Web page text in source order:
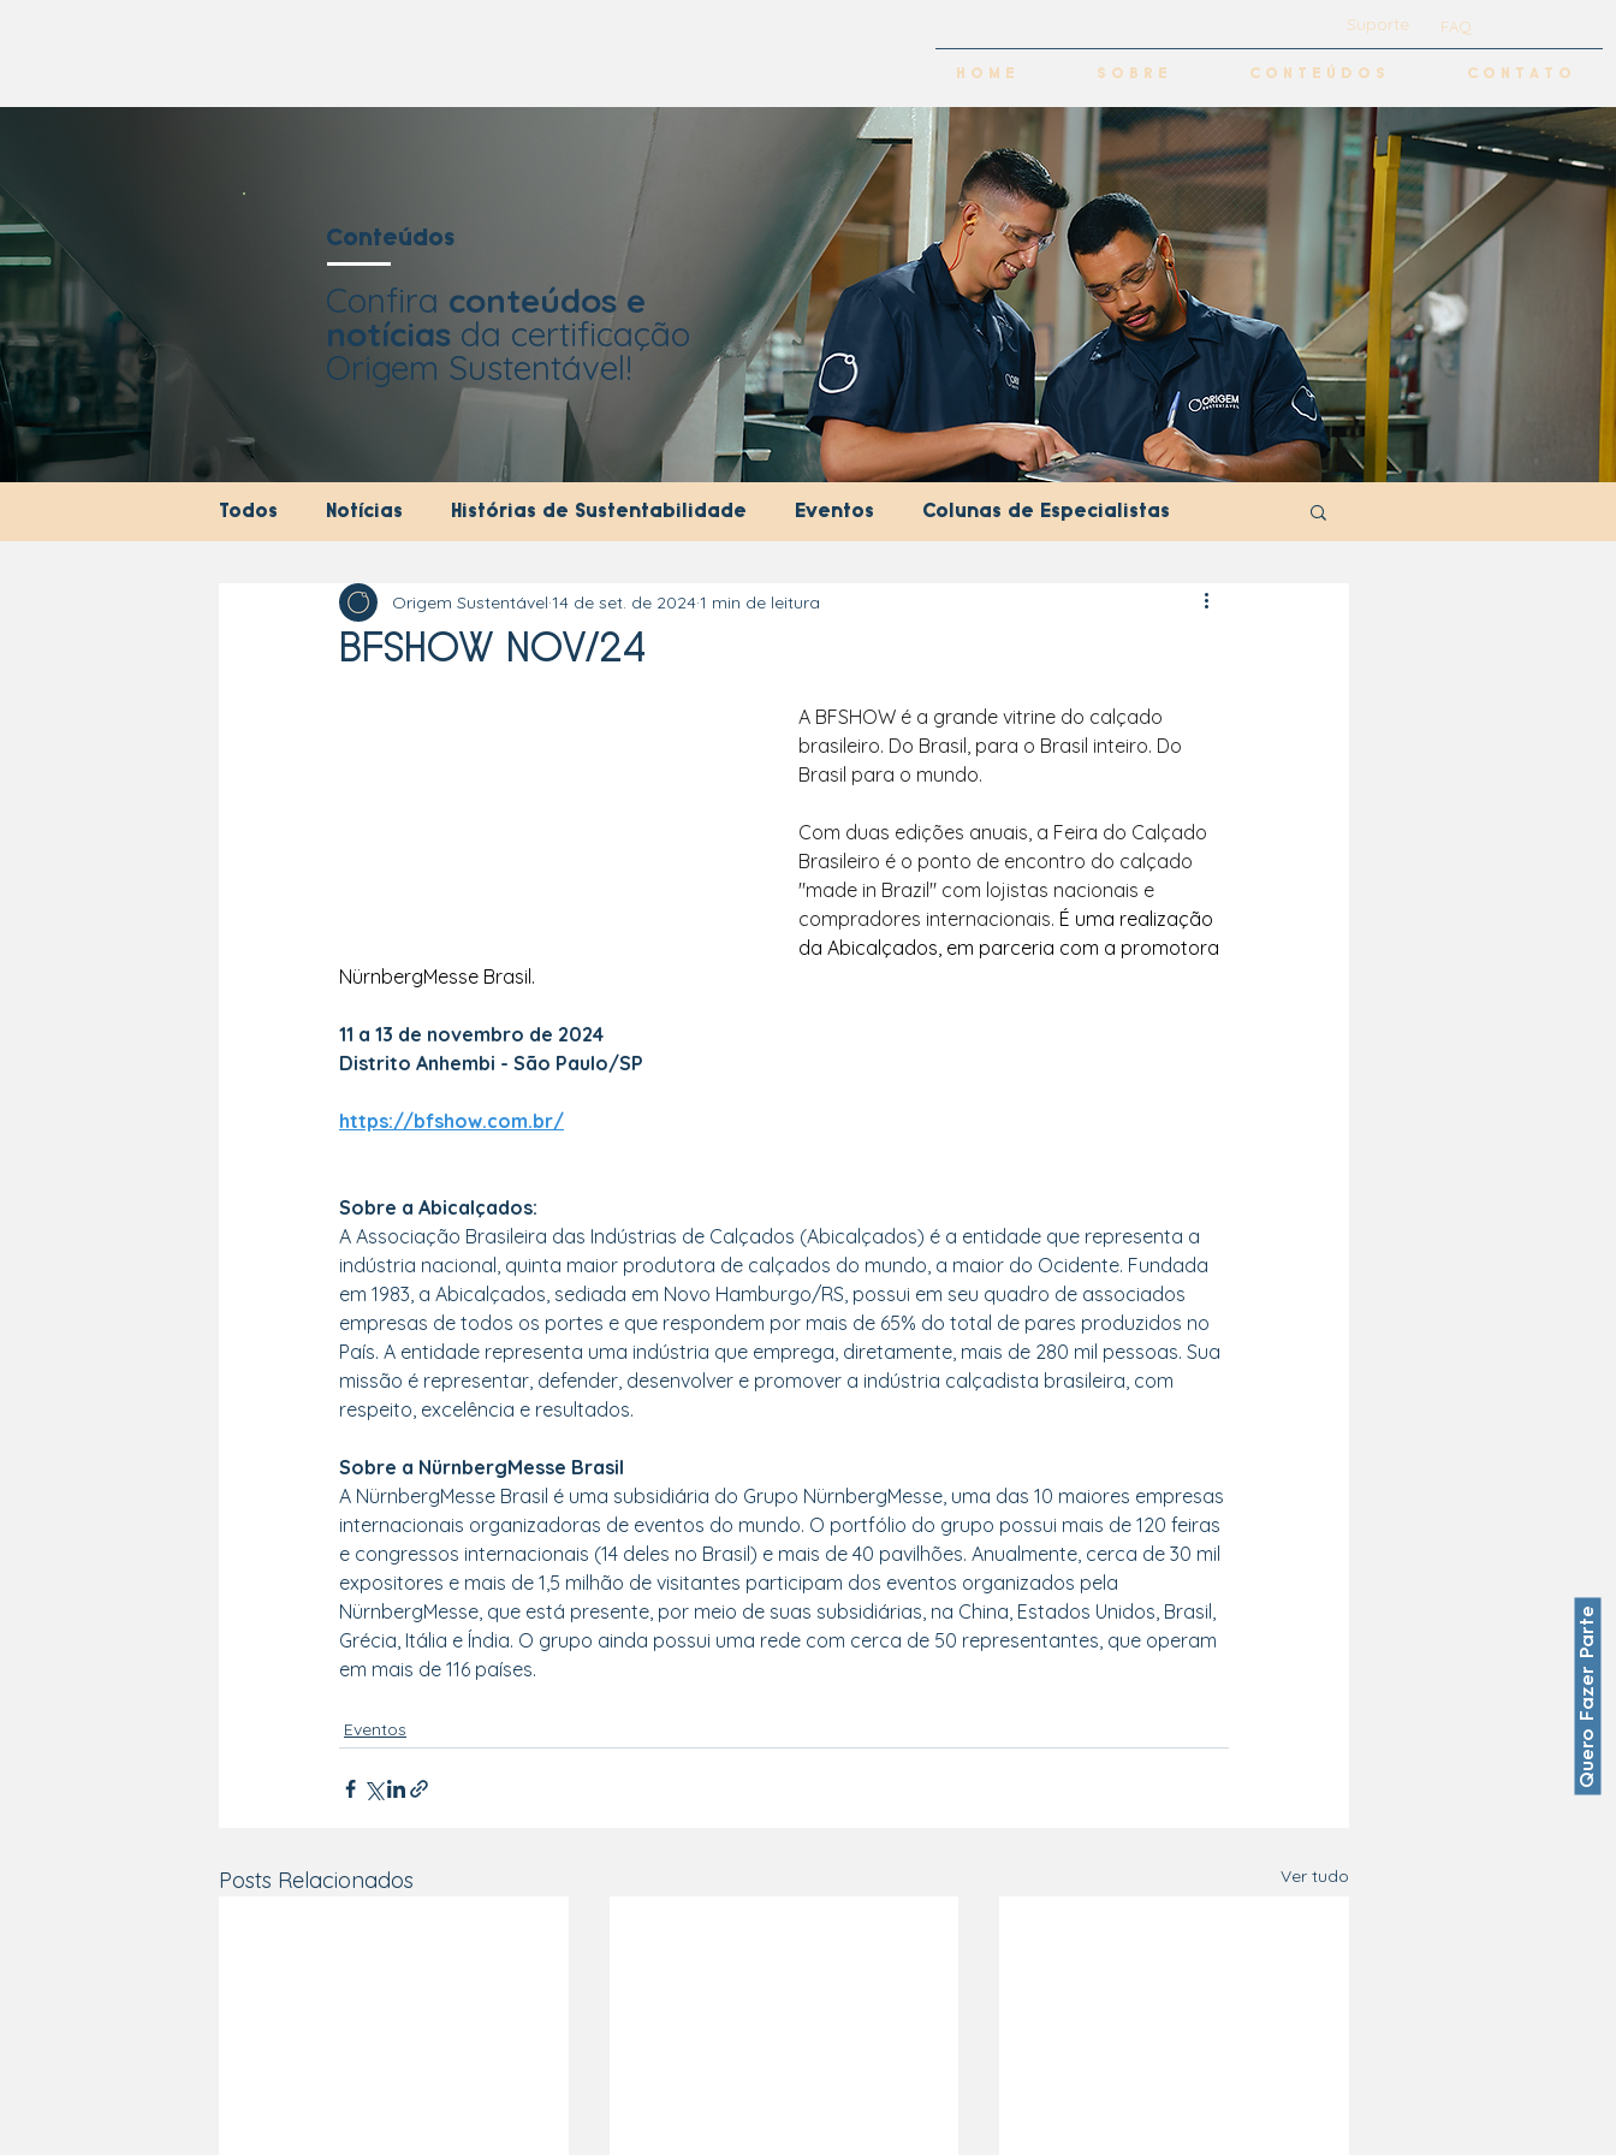
Suporte FAQ
H O M E S O B R E C O N T E Ú D O S C O N T A T O
Quero Fazer Parte
Todos Notícias Histórias de Sustentabilidade Eventos Colunas de Especialistas
BFSHOW NOV/24
Origem Sustentável 14 de set. de 20241 min de leitura
A BFSHOW é a grande vitrine do calçado
brasileiro. Do Brasil, para o Brasil inteiro. Do
Brasil para o mundo.
Com duas edições anuais, a Feira do Calçado
Brasileiro é o ponto de encontro do calçado
"made in Brazil" com lojistas nacionais e
compradores internacionais. É uma realização
da Abicalçados, em parceria com a promotora
NürnbergMesse Brasil.
11 a 13 de novembro de 2024
Distrito Anhembi - São Paulo/SP
https://bfshow.com.br/
Sobre a Abicalçados:
A Associação Brasileira das Indústrias de Calçados (Abicalçados) é a entidade que representa a
indústria nacional, quinta maior produtora de calçados do mundo, a maior do Ocidente. Fundada
em 1983, a Abicalçados, sediada em Novo Hamburgo/RS, possui em seu quadro de associados
empresas de todos os portes e que respondem por mais de 65% do total de pares produzidos no
País. A entidade representa uma indústria que emprega, diretamente, mais de 280 mil pessoas. Sua
missão é representar, defender, desenvolver e promover a indústria calçadista brasileira, com
respeito, excelência e resultados.
Sobre a NürnbergMesse Brasil
A NürnbergMesse Brasil é uma subsidiária do Grupo NürnbergMesse, uma das 10 maiores empresas
internacionais organizadoras de eventos do mundo. O portfólio do grupo possui mais de 120 feiras
e congressos internacionais (14 deles no Brasil) e mais de 40 pavilhões. Anualmente, cerca de 30 mil
expositores e mais de 1,5 milhão de visitantes participam dos eventos organizados pela
NürnbergMesse, que está presente, por meio de suas subsidiárias, na China, Estados Unidos, Brasil,
Grécia, Itália e Índia. O grupo ainda possui uma rede com cerca de 50 representantes, que operam
em mais de 116 países.
Eventos
Posts Relacionados Ver tudo
Conteúdos
Confira conteúdos e
notícias da certificação
Origem Sustentável!